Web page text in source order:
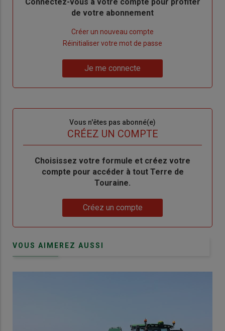
de votre abonnement
Créer un nouveau compte
de
Réinitialiser votre mot de passe
me
Je me connecte
Vous n'êtes pas abonné(e)
CRÉEZ UN COMPTE
BodyChoisissez votre formule et créez votre
compte pour accéder à tout Terre de
Touraine.
Créez un compte
VOUS AIMEREZ AUSSI